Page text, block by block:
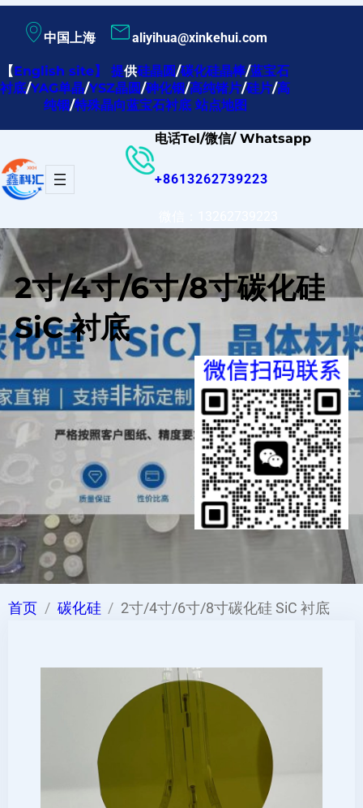
内
容
中国上海 aliyihua@xinkehui.com
【English site】提供硅晶圆/碳化硅晶棒/蓝宝石
衬底/YAG单晶/YSZ晶圆/砷化铟/高纯锗片/硅片/高
纯铟/特殊晶向蓝宝石衬底 站点地图
电话Tel/微信/ Whatsapp
+8613262739223
2寸/4寸/6寸/8寸碳化硅
SiC 衬底
首页 碳化硅 2寸/4寸/6寸/8寸碳化硅 SiC 衬底